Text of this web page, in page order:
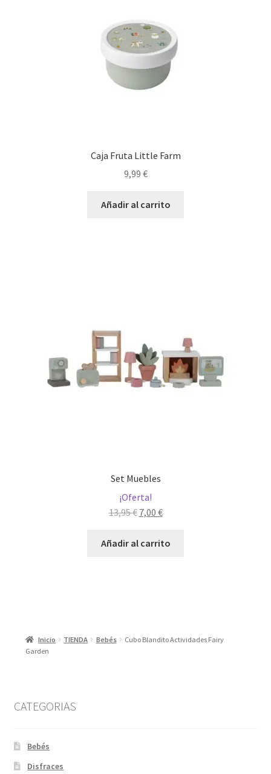
Caja Fruta Little Farm
9,99 €
Añadir al carrito
Set Muebles
¡Oferta!
13,95€ El
original
7,00 €El
actual
Añadir al carrito
Inicio TIENDA Bebés
Cubo Blandito Actividades Fairy
Garden
CATEGORIAS
Bebés
Disfraces